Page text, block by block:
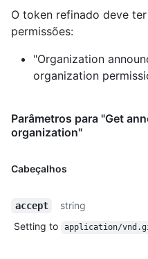
O token refinado deve
permissões:
"Organization
organization
Parâmetros para "Get
organization"
Cabeçalhos
accept
string
Setting to
application/